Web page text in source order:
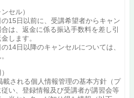
セル）
の15日以前に、受講希望者からキャン
は、返金に係る振込手数料を差し引
します。
14日以降のキャンセルについては、
載される個人情報管理の基本方針（プ
い、登録情報及び受講者が講習会等